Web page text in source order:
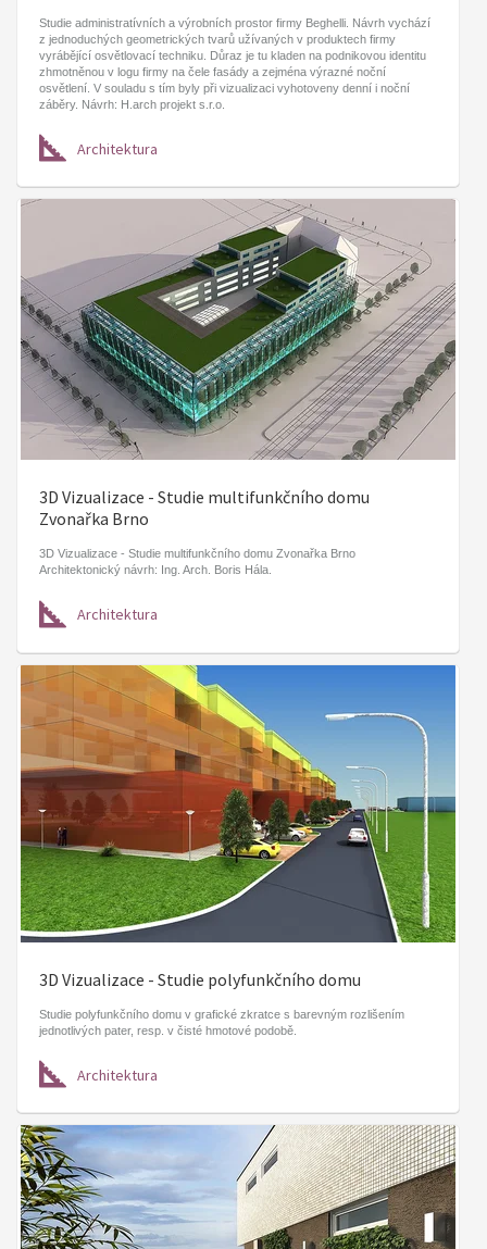
Studie administratívních a výrobních prostor firmy Beghelli. Návrh vychází
z jednoduchých geometrických tvarů užívaných v produktech firmy
vyrábějící osvětlovací techniku. Důraz je tu kladen na podnikovou identitu
zhmotněnou v logu firmy na čele fasády a zejména výrazné noční
osvětlení. V souladu s tím byly při vizualizaci vyhotoveny denní i noční
záběry. Návrh: H.arch projekt s.r.o.
Architektura
3D Vizualizace - Studie multifunkčního domu
Zvonařka Brno
3D Vizualizace - Studie multifunkčního domu Zvonařka Brno
Architektonický návrh: Ing. Arch. Boris Hála.
Architektura
3D Vizualizace - Studie polyfunkčního domu
Studie polyfunkčního domu v grafické zkratce s barevným rozlišením
jednotlivých pater, resp. v čisté hmotové podobě.
Architektura